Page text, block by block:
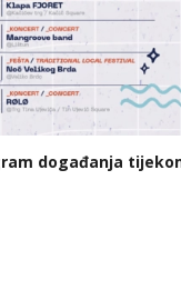
događanja